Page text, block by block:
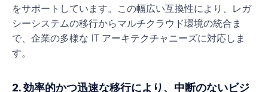
をサポートしています。この幅広い互換性により、レガ
シーシステムの移行からマルチクラウド環境の統合ま
で、企業の多様な IT アーキテクチャニーズに対応しま
す。
2. 効率的かつ迅速な移行により、中断のないビジ